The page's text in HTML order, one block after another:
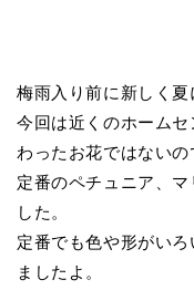
梅雨入り前に新しく夏
今回は近くのホーム
わったお花ではないの
定番のペチュニア、
した。
定番でも色や形がい
ましたよ。